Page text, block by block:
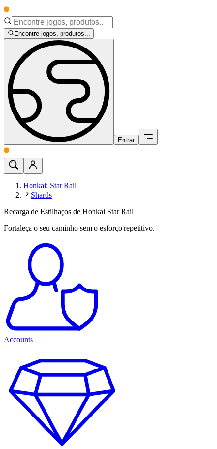
Encontre jogos, produtos...
Entrar
Honkai: Star Rail
Shards
Recarga de Estilhaços de Honkai Star Rail
Fortaleça o seu caminho sem o esforço repetitivo.
Accounts